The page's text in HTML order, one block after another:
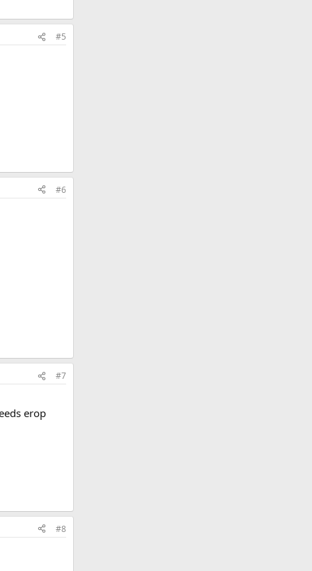
#5
#6
#7
erop
#8